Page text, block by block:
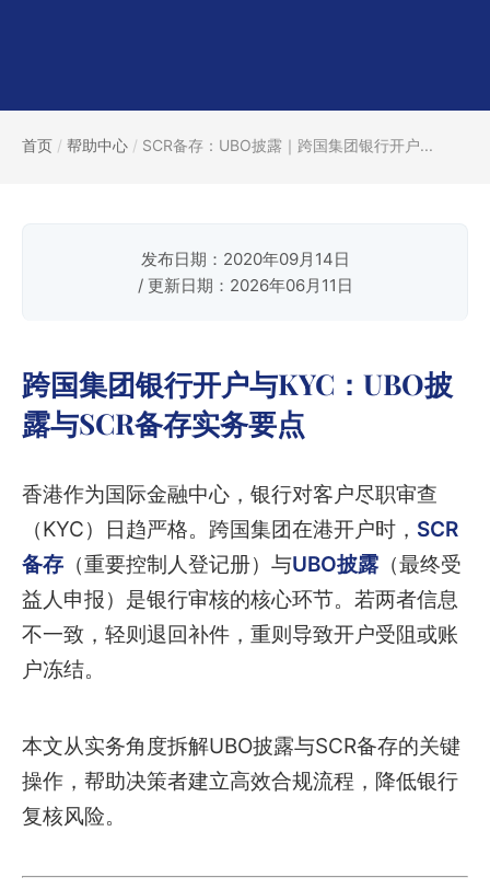
首页 / 帮助中心 / SCR备存：UBO披露｜跨国集团银行开户...
发布日期：2020年09月14日
/ 更新日期：2026年06月11日
跨国集团银行开户与KYC：UBO披
露与SCR备存实务要点
香港作为国际金融中心，银行对客户尽职审查
（KYC）日趋严格。跨国集团在港开户时， SCR
备存 （重要控制人登记册）与UBO披露 （最终受
益人申报）是银行审核的核心环节。若两者信息
不一致，轻则退回补件，重则导致开户受阻或账
户冻结。
本文从实务角度拆解UBO披露与SCR备存的关键
操作，帮助决策者建立高效合规流程，降低银行
复核风险。